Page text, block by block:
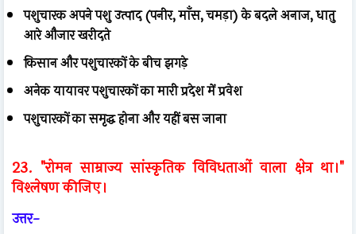
पशुचारक अपने पशु उत्पाद (पनीर, माँस, चमड़ा) के बदले अनाज, धातु
आरे औजार खरीदते
किसान और पशुचारकों के बीच झगड़े
अनेक यायावर पशुचारकों का मारी प्रदेश में प्रवेश
पशुचारकों का समृद्ध होना और यहीं बस जाना
23. "रोमन साम्राज्य सांस्कृतिक विविधताओं वाला क्षेत्र था।"
विश्लेषण कीजिए।
उत्तर-